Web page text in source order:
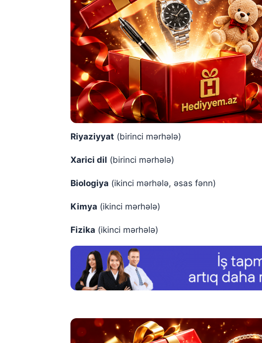
Riyaziyyat (birinci mərhələ)
Xarici dil (birinci mərhələ)
Biologiya (ikinci mərhələ, əsas fənn)
Kimya (ikinci mərhələ)
Fizika (ikinci mərhələ)